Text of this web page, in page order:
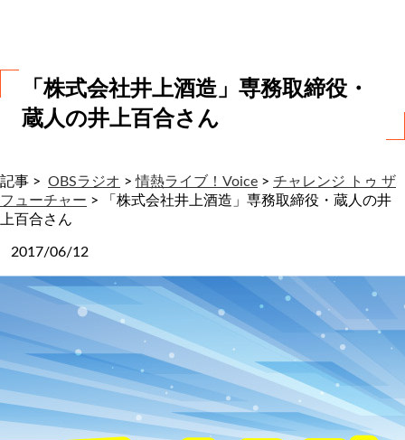
「株式会社井上酒造」専務取締役・
蔵人の井上百合さん
記事 > OBSラジオ >情熱ライブ！Voice > チャレンジ トゥ ザ
フューチャー >
「株式会社井上酒造」専務取締役・蔵人の井
上百合さん
2017/06/12